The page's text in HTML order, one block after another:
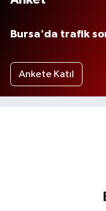
Bursa'da trafik
Ankete Katıl